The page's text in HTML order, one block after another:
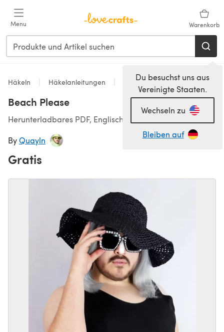
Menu Warenkorb
Du besuchst uns aus
Vereinigte Staaten.
Wechseln zu
Bleiben auf
Häkeln Häkelanleitungen Accessoires Häkelanleitungen
Beach Please
Herunterladbares PDF, Englisch
ByQuayln
Gratis